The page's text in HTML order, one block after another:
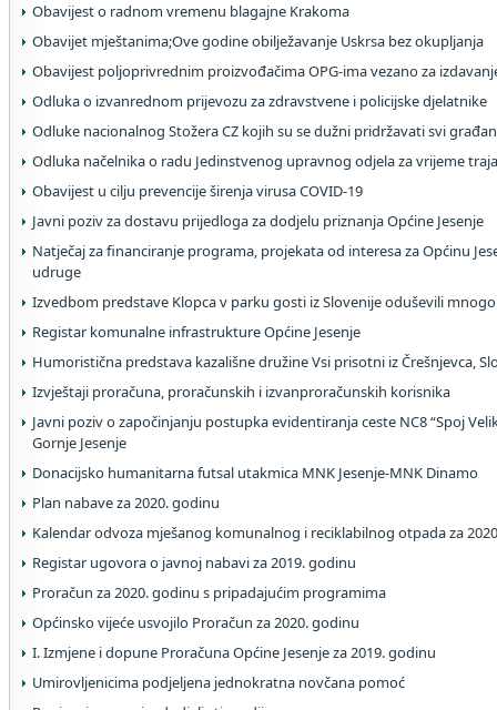
Obavijest o radnom vremenu blagajne Krakoma
Obavijet mještanima;Ove godine obilježavanje Uskrsa bez okupljanja
Obavijest poljoprivrednim proizvođačima OPG-ima vezano za
Odluka o izvanrednom prijevozu za zdravstvene i policijske djelatnike
Odluke nacionalnog Stožera CZ kojih su se dužni pridržavati svi
Odluka načelnika o radu Jedinstvenog upravnog odjela za vrijeme
Obavijest u cilju prevencije širenja virusa COVID-19
Javni poziv za dostavu prijedloga za dodjelu priznanja Općine Jesenje
Natječaj za financiranje programa, projekata od interesa za Općinu
udruge
Izvedbom predstave Klopca v parku gosti iz Slovenije oduševili
Registar komunalne infrastrukture Općine Jesenje
Humoristična predstava kazališne družine Vsi prisotni iz Črešnjevca,
Izvještaji proračuna, proračunskih i izvanproračunskih korisnika
Javni poziv o započinjanju postupka evidentiranja ceste NC8 “Spoj
Gornje Jesenje
Donacijsko humanitarna futsal utakmica MNK Jesenje-MNK Dinamo
Plan nabave za 2020. godinu
Kalendar odvoza mješanog komunalnog i reciklabilnog otpada za
Registar ugovora o javnoj nabavi za 2019. godinu
Proračun za 2020. godinu s pripadajućim programima
Općinsko vijeće usvojilo Proračun za 2020. godinu
I. Izmjene i dopune Proračuna Općine Jesenje za 2019. godinu
Umirovljenicima podjeljena jednokratna novčana pomoć